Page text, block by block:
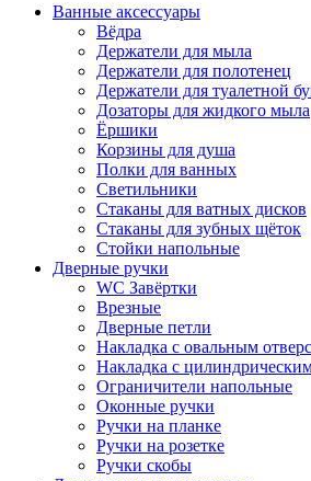
Ванные аксессуары
Вёдра
Держатели для мыла
Держатели для полотенец
Держатели для туалетной
Дозаторы для жидкого мыла
Ёршики
Корзины для душа
Полки для ванных
Светильники
Стаканы для ватных дисков
Стаканы для зубных щёток
Стойки напольные
Дверные ручки
WC Завёртки
Врезные
Дверные петли
Накладка с овальным
Накладка с
Ограничители напольные
Оконные ручки
Ручки на планке
Ручки на розетке
Ручки скобы